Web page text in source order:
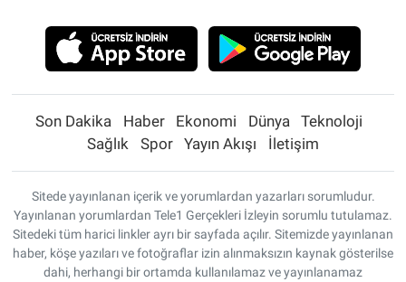
Son Dakika Haber Ekonomi Dünya
Teknoloji
Sağlık
Spor Yayın Akışı İletişim
Sitede yayınlanan içerik ve yorumlardan yazarları sorumludur.
Yayınlanan yorumlardan Tele1 Gerçekleri İzleyin sorumlu tutulamaz.
Sitedeki tüm harici linkler ayrı bir sayfada açılır. Sitemizde yayınlanan
haber, köşe yazıları ve fotoğraflar izin alınmaksızın kaynak gösterilse
dahi, herhangi bir ortamda kullanılamaz ve yayınlanamaz